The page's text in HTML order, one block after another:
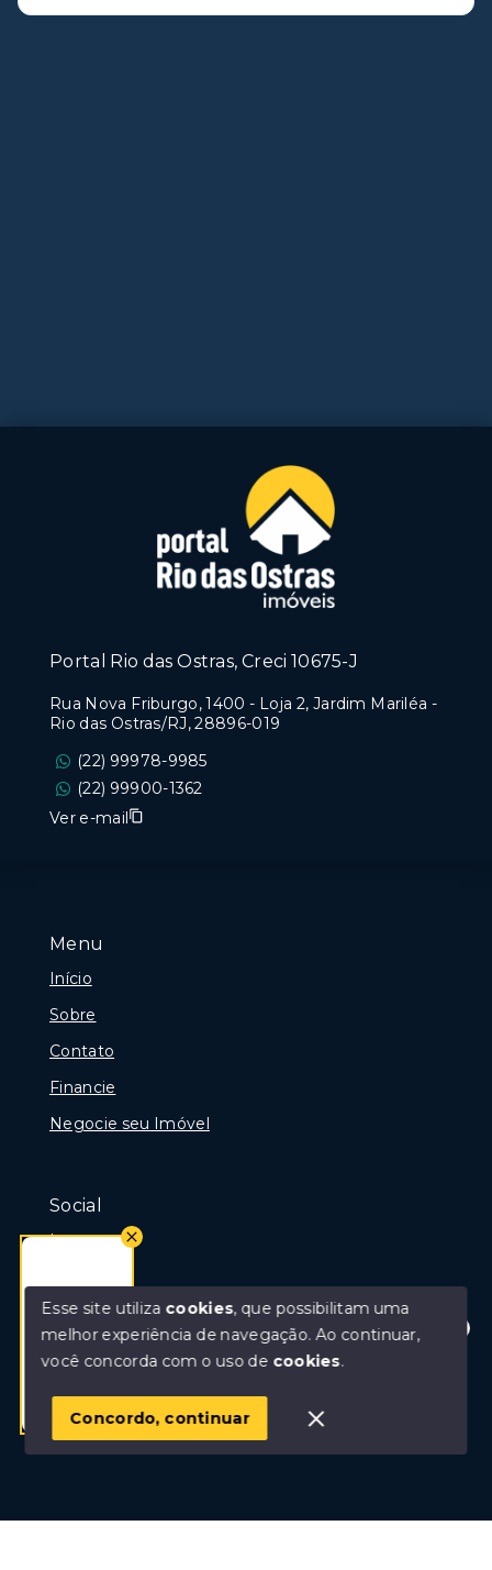
Menu
Início
Sobre
Contato
Financie
Negocie seu Imóvel
Social
Instagram
© Copyright 2026 - Portal Rio das Ostras, Creci 10675-
SITE PARA IMOBILIARIA
Portal Rio das Ostras, Creci 10675-J
Rua Nova Friburgo, 1400 - Loja 2, Jardim Mariléa -
Rio das Ostras/RJ, 28896-019
(22) 99978-9985
(22) 99900-1362
Ver e-mail
Olá! Estamos disponíveis para te ajudar.
Esse site utiliza cookies, que possibilitam uma
melhor experiência de navegação.Ao continuar,
você concorda com o uso de cookies.
Concordo, continuar